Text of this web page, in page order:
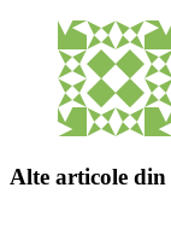
Alte articole din